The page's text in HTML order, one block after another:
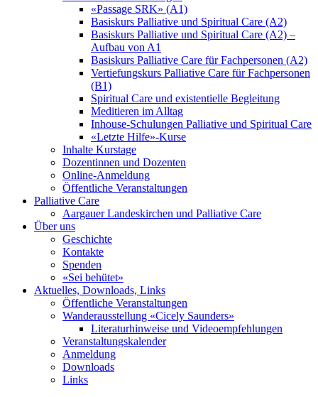
«Passage SRK» (A1)
Basiskurs Palliative und Spiritual Care (A2)
Basiskurs Palliative und Spiritual Care (A2) –
Aufbau von A1
Basiskurs Palliative Care für Fachpersonen (A2)
Vertiefungskurs Palliative Care für Fachpersonen
(B1)
Spiritual Care und existentielle Begleitung
Meditieren im Alltag
Inhouse-Schulungen Palliative und Spiritual Care
«Letzte Hilfe»-Kurse
Inhalte Kurstage
Dozentinnen und Dozenten
Online-Anmeldung
Öffentliche Veranstaltungen
Palliative Care
Aargauer Landeskirchen und Palliative Care
Über uns
Geschichte
Kontakte
Spenden
«Sei behütet»
Aktuelles, Downloads, Links
Öffentliche Veranstaltungen
Wanderausstellung «Cicely Saunders»
Literaturhinweise und Videoempfehlungen
Veranstaltungskalender
Anmeldung
Downloads
Links